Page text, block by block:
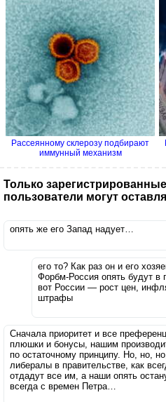
Рассеянному склерозу подбирают
иммунный механизм
Только
пользователи могут
опять же его Запад надует…
его то? Как раз он и его
Форбм-Россия опять будут в
вот России — рост цен,
штрафы
Сначала приоритет и все
плюшки и бонусы, нашим
по остаточному принципу. Но, но,
либералы в правительстве, как
отдадут все им, а наши опять
всегда с времен Петра…